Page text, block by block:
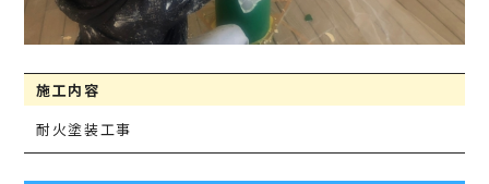
施工内容
耐火塗装工事